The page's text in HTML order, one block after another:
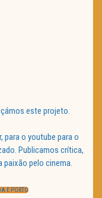
este projeto.
para o youtube para o
Publicamos crítica,
pelo cinema.
E PORTO